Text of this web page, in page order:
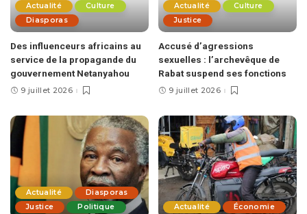
Actualité
Culture
Diasporas
Des influenceurs africains au
service de la propagande du
gouvernement Netanyahou
9 juillet 2026
Actualité
Culture
Justice
Accusé d’agressions
sexuelles : l’archevêque de
Rabat suspend ses fonctions
9 juillet 2026
Actualité
Diasporas
Justice
Politique Actualité Économie